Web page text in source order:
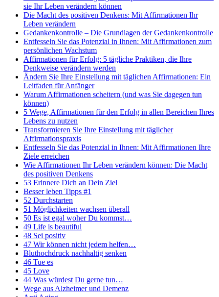
sie Ihr Leben verändern können
Die Macht des positiven Denkens: Mit Affirmationen Ihr
Leben verändern
Gedankenkontrolle – Die Grundlagen der Gedankenkontrolle
Entfesseln Sie das Potenzial in Ihnen: Mit Affirmationen zum
persönlichen Wachstum
Affirmationen für Erfolg: 5 tägliche Praktiken, die Ihre
Denkweise verändern werden
Ändern Sie Ihre Einstellung mit täglichen Affirmationen: Ein
Leitfaden für Anfänger
Warum Affirmationen scheitern (und was Sie dagegen tun
können)
5 Wege, Affirmationen für den Erfolg in allen Bereichen Ihres
Lebens zu nutzen
Transformieren Sie Ihre Einstellung mit täglicher
Affirmationspraxis
Entfesseln Sie das Potenzial in Ihnen: Mit Affirmationen Ihre
Ziele erreichen
Wie Affirmationen Ihr Leben verändern können: Die Macht
des positiven Denkens
53 Erinnere Dich an Dein Ziel
Besser leben Tipps #1
52 Durchstarten
51 Möglichkeiten wachsen überall
50 Es ist egal woher Du kommst…
49 Life is beautiful
48 Sei positiv
47 Wir können nicht jedem helfen…
Bluthochdruck nachhaltig senken
46 Tue es
45 Love
44 Was würdest Du gerne tun…
Wege aus Alzheimer und Demenz